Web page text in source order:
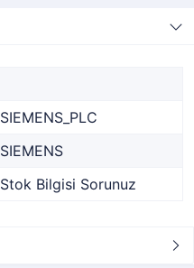
SIEMENS_PLC
SIEMENS
Stok Bilgisi Sorunuz